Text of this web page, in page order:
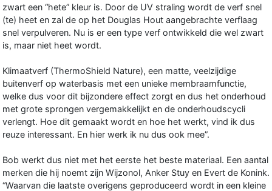
zwart een “hete” kleur is. Door de UV straling wordt de verf snel
(te) heet en zal de op het Douglas Hout aangebrachte verflaag
snel verpulveren. Nu is er een type verf ontwikkeld die wel zwart
is, maar niet heet wordt.
Klimaatverf (ThermoShield Nature), een matte, veelzijdige
buitenverf op waterbasis met een unieke membraamfunctie,
welke dus voor dit bijzondere effect zorgt en dus het onderhoud
met grote sprongen vergemakkelijkt en de onderhoudscycli
verlengt. Hoe dit gemaakt wordt en hoe het werkt, vind ik dus
reuze interessant. En hier werk ik nu dus ook mee”.
Bob werkt dus niet met het eerste het beste materiaal. Een aantal
merken die hij noemt zijn Wijzonol, Anker Stuy en Evert de Konink.
“Waarvan die laatste overigens geproduceerd wordt in een kleine